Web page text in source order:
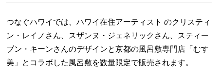
つなぐハワイでは、ハワイ在住アーティスト のクリスティ
ン・レイノさん、スザンヌ・ジェネリックさん、スティー
ブン・キーンさんのデザインと京都の風呂敷専門店「むす
美」とコラボした風呂敷を数量限定で販売されます。